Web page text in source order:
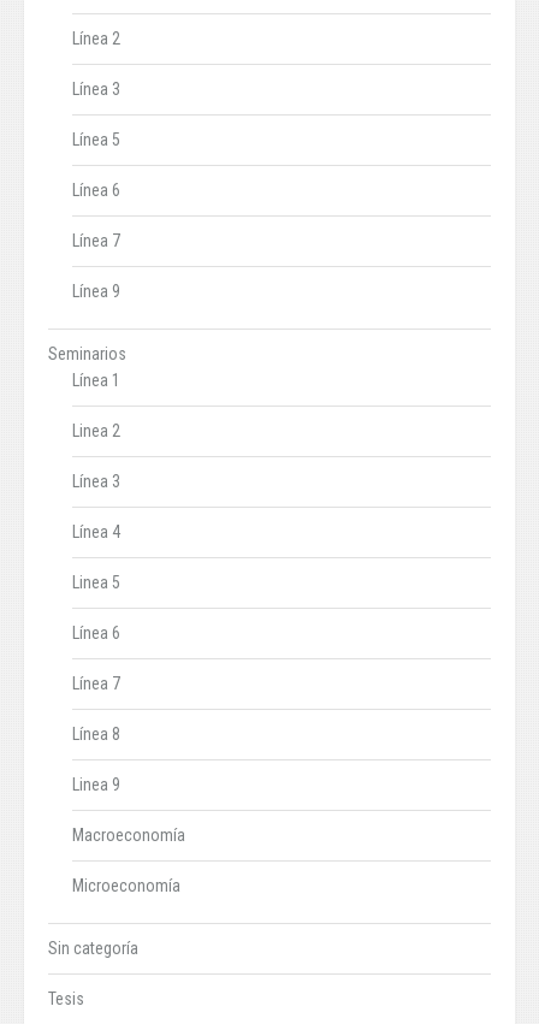
Línea 2
Línea 3
Línea 5
Línea 6
Línea 7
Línea 9
Seminarios
Línea 1
Linea 2
Línea 3
Línea 4
Linea 5
Línea 6
Línea 7
Línea 8
Linea 9
Macroeconomía
Microeconomía
Sin categoría
Tesis